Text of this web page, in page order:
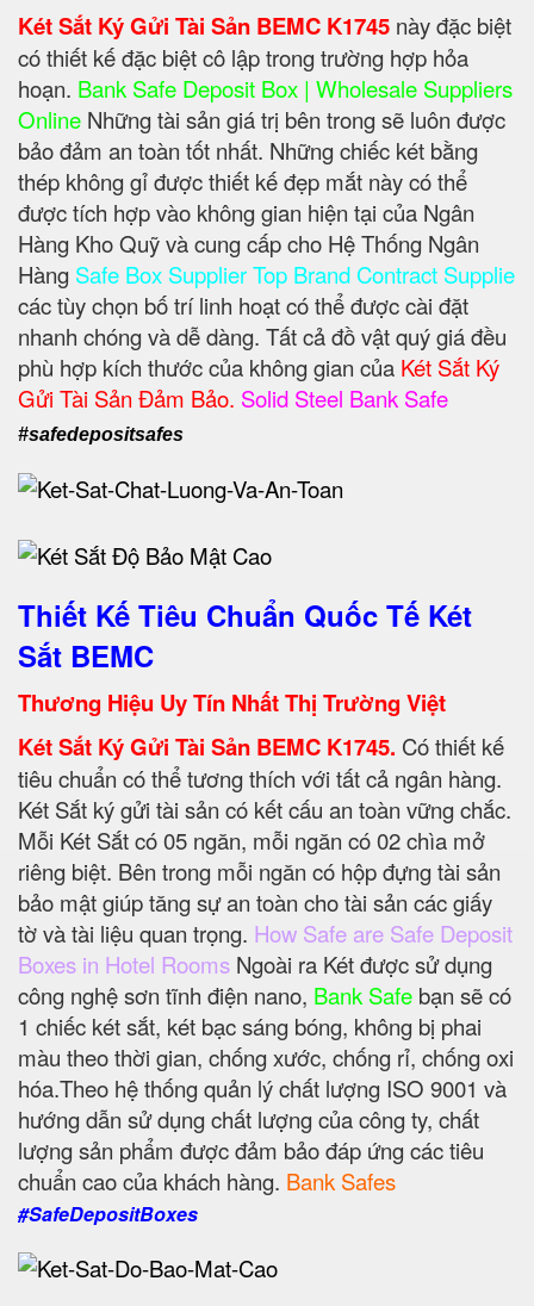
Két Sắt Ký Gửi Tài Sản BEMC K1745 này đặc biệt
có thiết kế đặc biệt cô lập trong trường hợp hỏa
hoạn. Bank Safe Deposit Box | Wholesale Suppliers
Online Những tài sản giá trị bên trong sẽ luôn được
bảo đảm an toàn tốt nhất. Những chiếc két bằng
thép không gỉ được thiết kế đẹp mắt này có thể
được tích hợp vào không gian hiện tại của Ngân
Hàng Kho Quỹ và cung cấp cho Hệ Thống Ngân
Hàng Safe Box Supplier Top Brand Contract Supplie
các tùy chọn bố trí linh hoạt có thể được cài đặt
nhanh chóng và dễ dàng. Tất cả đồ vật quý giá đều
phù hợp kích thước của không gian của Két Sắt Ký
Gửi Tài Sản Đảm Bảo. Solid Steel Bank Safe
#safedepositsafes
Thiết Kế Tiêu Chuẩn Quốc Tế Két
Sắt BEMC
Thương Hiệu Uy Tín Nhất Thị Trường Việt
Két Sắt Ký Gửi Tài Sản BEMC K1745. Có thiết kế
tiêu chuẩn có thể tương thích với tất cả ngân hàng.
Két Sắt ký gửi tài sản có kết cấu an toàn vững chắc.
Mỗi Két Sắt có 05 ngăn, mỗi ngăn có 02 chìa mở
riêng biệt. Bên trong mỗi ngăn có hộp đựng tài sản
bảo mật giúp tăng sự an toàn cho tài sản các giấy
tờ và tài liệu quan trọng. How Safe are Safe Deposit
Boxes in Hotel Rooms Ngoài ra Két được sử dụng
công nghệ sơn tĩnh điện nano, Bank Safe bạn sẽ có
1 chiếc két sắt, két bạc sáng bóng, không bị phai
màu theo thời gian, chống xước, chống rỉ, chống oxi
hóa.Theo hệ thống quản lý chất lượng ISO 9001 và
hướng dẫn sử dụng chất lượng của công ty, chất
lượng sản phẩm được đảm bảo đáp ứng các tiêu
chuẩn cao của khách hàng. Bank Safes
#SafeDepositBoxes